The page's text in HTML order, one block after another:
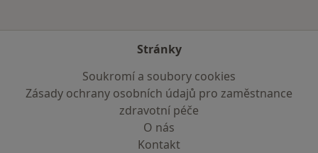
Stránky
Soukromí a soubory cookies
Zásady ochrany osobních údajů pro zaměstnance
zdravotní péče
O nás
Kontakt